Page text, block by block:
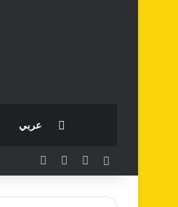
عربي
Facebook Instagram